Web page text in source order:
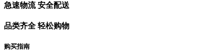
急速物流 安全配送
品类齐全 轻松购物
购买指南